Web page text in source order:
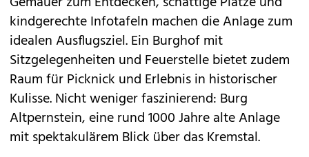
kindgerechte Infotafeln machen die Anlage zum
idealen Ausflugsziel. Ein Burghof mit
Sitzgelegenheiten und Feuerstelle bietet zudem
Raum für Picknick und Erlebnis in historischer
Kulisse. Nicht weniger faszinierend: Burg
Altpernstein, eine rund 1000 Jahre alte Anlage
mit spektakulärem Blick über das Kremstal.